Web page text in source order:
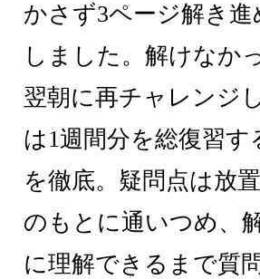
かさず3ページ解き
しました。解けなか
翌朝に再チャレンジ
は1週間分を総復習す
を徹底。疑問点は放
のもとに通いつめ、
に理解できるまで質